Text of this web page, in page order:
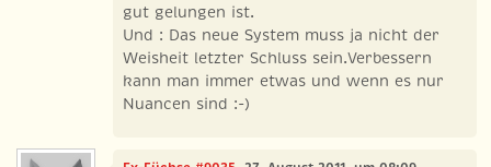
gut gelungen ist.
Und : Das neue System muss ja nicht der
Weisheit letzter Schluss sein.Verbessern
kann man immer etwas und wenn es nur
Nuancen sind :-)